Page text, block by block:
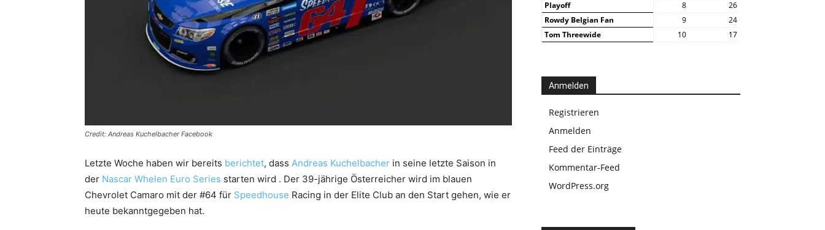
Credit: Andreas Kuchelbacher Facebook
Letzte Woche haben wir bereits berichtet, dass Andreas Kuchelbacher in seine letzte Saison in
der Nascar Whelen Euro Series starten wird . Der 39-jährige Österreicher wird im blauen
Chevrolet Camaro mit der #64 für Speedhouse Racing in der Elite Club an den Start gehen, wie er
heute bekanntgegeben hat.
Playoff
8
26
Rowdy Belgian Fan
9
24
Tom Threewide
10 17
Anmelden
Registrieren
Anmelden
Feed der Einträge
Kommentar-Feed
WordPress.org